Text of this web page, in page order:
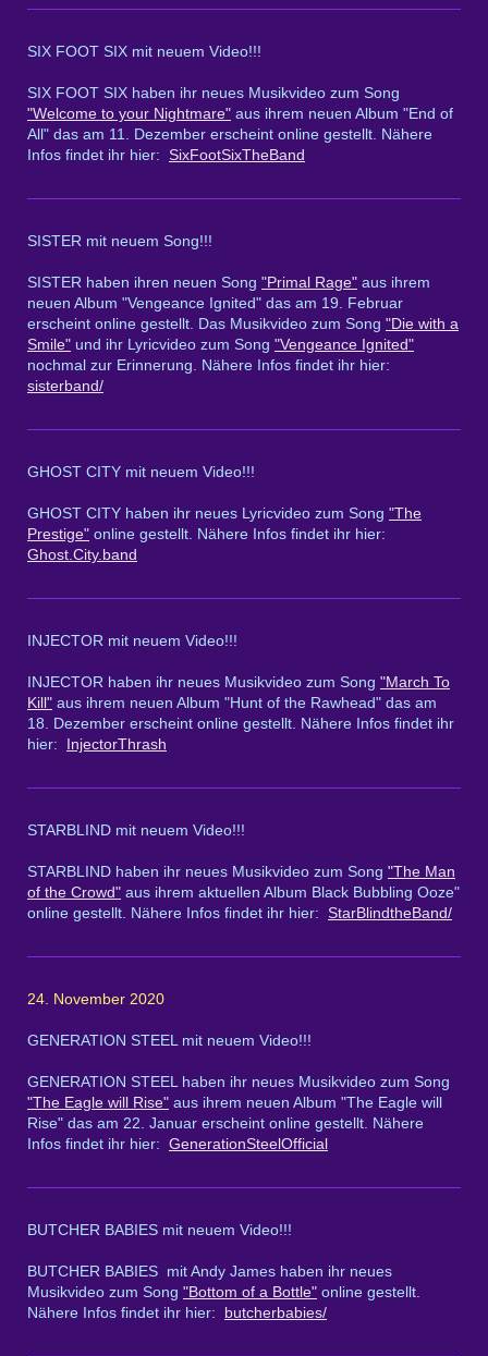
SIX FOOT SIX mit neuem Video!!!
SIX FOOT SIX haben ihr neues Musikvideo zum Song
"Welcome to your Nightmare" aus ihrem neuen Album "End of
All" das am 11. Dezember erscheint online gestellt. Nähere
Infos findet ihr hier: SixFootSixTheBand
SISTER mit neuem Song!!!
SISTER haben ihren neuen Song "Primal Rage" aus ihrem
neuen Album "Vengeance Ignited" das am 19. Februar
erscheint online gestellt. Das Musikvideo zum Song "Die with a
Smile" und ihr Lyricvideo zum Song "Vengeance Ignited"
nochmal zur Erinnerung. Nähere Infos findet ihr hier:
sisterband/
GHOST CITY mit neuem Video!!!
GHOST CITY haben ihr neues Lyricvideo zum Song "The
Prestige" online gestellt. Nähere Infos findet ihr hier:
Ghost.City.band
INJECTOR mit neuem Video!!!
INJECTOR haben ihr neues Musikvideo zum Song "March To
Kill" aus ihrem neuen Album "Hunt of the Rawhead" das am
18. Dezember erscheint online gestellt. Nähere Infos findet ihr
hier:
InjectorThrash
STARBLIND mit neuem Video!!!
STARBLIND haben ihr neues Musikvideo zum Song "The Man
of the Crowd" aus ihrem aktuellen Album Black Bubbling Ooze"
online gestellt. Nähere Infos findet ihr hier: StarBlindtheBand/
24. November 2020
GENERATION STEEL mit neuem Video!!!
GENERATION STEEL haben ihr neues Musikvideo zum Song
"The Eagle will Rise" aus ihrem neuen Album "The Eagle will
Rise" das am 22. Januar erscheint online gestellt. Nähere
Infos findet ihr hier: GenerationSteelOfficial
BUTCHER BABIES mit neuem Video!!!
BUTCHER BABIES mit Andy James haben ihr neues
Musikvideo zum Song "Bottom of a Bottle" online gestellt.
Nähere Infos findet ihr hier:
butcherbabies/